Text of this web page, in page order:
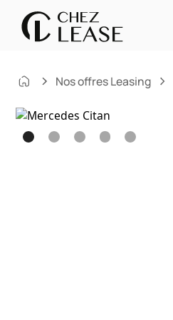
Nos offres Leasing